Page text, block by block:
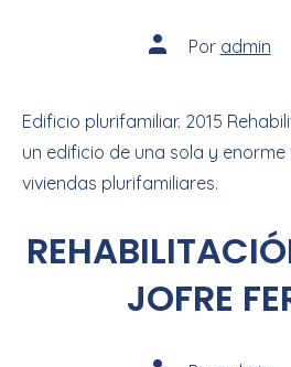
Por admin
Edificio plurifamiliar. 2015
un edificio de una sola y enorme
viviendas plurifamiliares.
JOFRE